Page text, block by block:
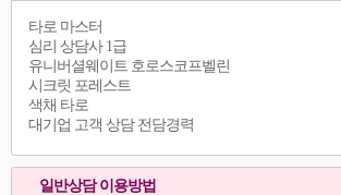
타로 마스터
심리 상담사 1급
유니버셜웨이트 호로스코프벨린
시크릿 포레스트
색채 타로
대기업 고객 상담 전담경력
일반상담 이용방법